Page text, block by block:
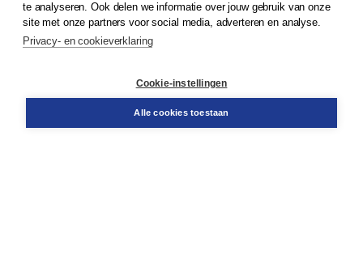
Klantenservice
Service & informatie
Contact
te analyseren. Ook delen we informatie over jouw gebruik van onze
site met onze partners voor social media, adverteren en analyse.
Privacy- en cookieverklaring
Cookie-instellingen
Alle cookies toestaan